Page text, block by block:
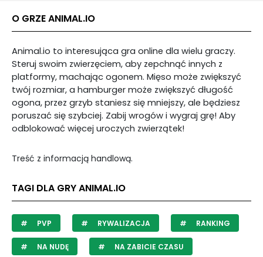
O GRZE ANIMAL.IO
Animal.io to interesująca gra online dla wielu graczy.
Steruj swoim zwierzęciem, aby zepchnąć innych z
platformy, machając ogonem. Mięso może zwiększyć
twój rozmiar, a hamburger może zwiększyć długość
ogona, przez grzyb staniesz się mniejszy, ale będziesz
poruszać się szybciej. Zabij wrogów i wygraj grę! Aby
odblokować więcej uroczych zwierzątek!
Treść z informacją handlową.
TAGI DLA GRY ANIMAL.IO
PVP RYWALIZACJA RANKING
NA NUDĘ NA ZABICIE CZASU